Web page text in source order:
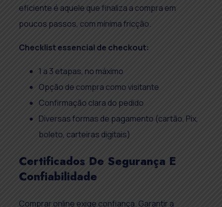
eficiente é aquele que finaliza a compra em
poucos passos, com mínima fricção.
Checklist essencial de checkout:
1 a 3 etapas, no máximo
Opção de compra como visitante
Confirmação clara do pedido
Diversas formas de pagamento (cartão, Pix,
boleto, carteiras digitais)
Certificados De Segurança E
Confiabilidade
Comprar online exige confiança. Garantir a